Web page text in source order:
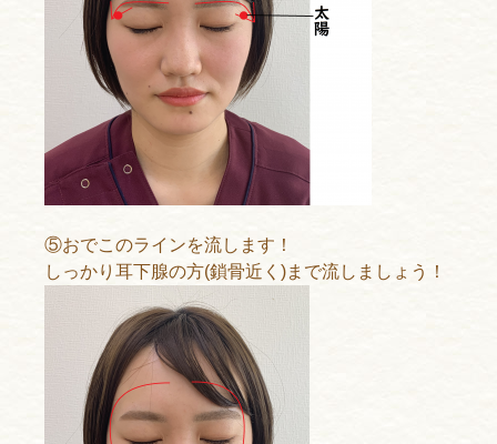
⑤おでこのラインを流します！
しっかり耳下腺の方(鎖骨近く)まで流しましょう！